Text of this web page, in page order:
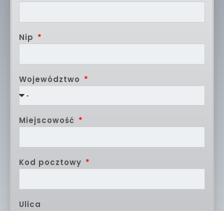
Nip
Województwo
Miejscowość
Kod pocztowy
Ulica